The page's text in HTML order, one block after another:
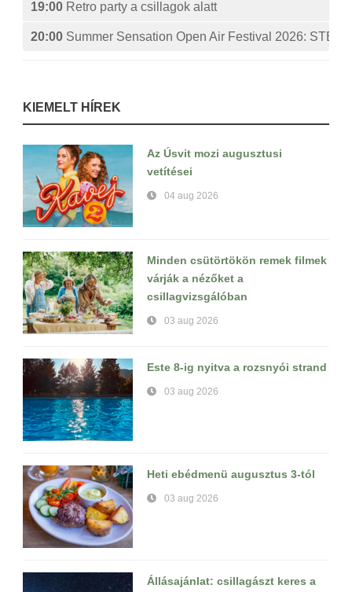
19:00 Retro party a csillagok alatt
20:00 Summer Sensation Open Air Festival 2026:
KIEMELT HÍREK
Az Úsvit mozi augusztusi
vetítései
04 aug 2026
Minden csütörtökön remek filmek
várják a nézőket a
csillagvizsgálóban
03 aug 2026
Este 8-ig nyitva a rozsnyói strand
03 aug 2026
Heti ebédmenü augusztus 3-tól
03 aug 2026
Állásajánlat: csillagászt keres a